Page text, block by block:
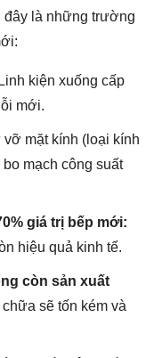
đây là những trường
Linh kiện xuống cấp
mới.
vỡ mặt kính (loại kính
mạch công suất
giá trị bếp mới:
hiệu quả kinh tế.
còn sản xuất
sẽ tốn kém và